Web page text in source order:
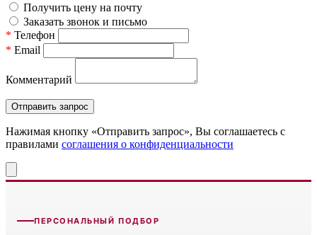
Получить цену на почту
Заказать звонок и письмо
* Телефон
* Email
Комментарий
Нажимая кнопку «Отправить запрос», Вы соглашаетесь c
правилами соглашения о конфиденциальности
ПЕРСОНАЛЬНЫЙ ПОДБОР